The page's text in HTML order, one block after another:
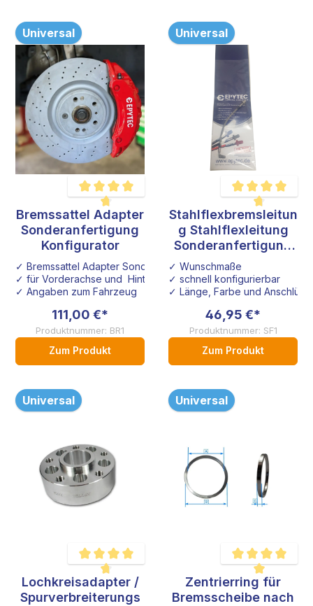
Universal
Durchschnittliche Bewertung von 4.6 von 5 Sternen
Bremssattel Adapter
Sonderanfertigung
Konfigurator
✓ Bremssattel Adapter Sonderanfertigung
✓ für Vorderachse und Hinterachse
✓ Angaben zum Fahrzeug
111,00 €*
Produktnummer: BR1
Zum Produkt
Universal
Durchschnittliche
Stahlflexbremsleitun
g Stahlflexleitung
Sonderanfertigung
Konfigurator
✓ Wunschmaße
✓ schnell konfigurierbar
✓ Länge, Farbe und
46,95 €*
Produktnummer: SF1
Zum Produkt
Universal
Durchschnittliche Bewertung von 4.8 von 5 Sternen
Lochkreisadapter /
Spurverbreiterungs
Universal
Durchschnittliche
Zentrierring für
Bremsscheibe nach